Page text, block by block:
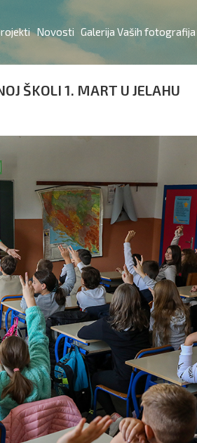
Novosti Galerija Vaših fotografija
ŠKOLI 1. MART U JELAHU